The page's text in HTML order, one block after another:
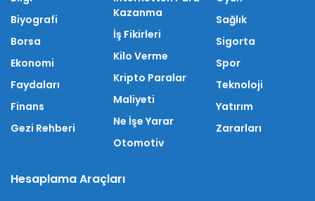
Biyografi
Borsa
Ekonomi
Faydaları
Finans
Gezi Rehberi
Kazanma
İş Fikirleri
Kilo Verme
Kripto Paralar
Maliyeti
Ne İşe Yarar
Otomotiv
Sağlık
Sigorta
Spor
Teknoloji
Yatırım
Zararları
Hesaplama Araçları